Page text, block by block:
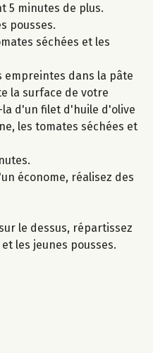
5 minutes de plus.
pousses.
séchées et les
empreintes dans la pâte
la surface de votre
d'un filet d'huile d'olive
les tomates séchées et
économe, réalisez des
le dessus, répartissez
les jeunes pousses.